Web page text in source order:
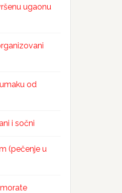
ugaonu
od
i sočni
(pečenje u